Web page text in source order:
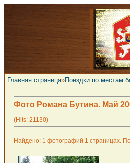
Главная страница»Поездки по местам
Фото Романа Бутина. Май
(Hits: 21130)
Найдено: 1 фотографий 1 страницах.